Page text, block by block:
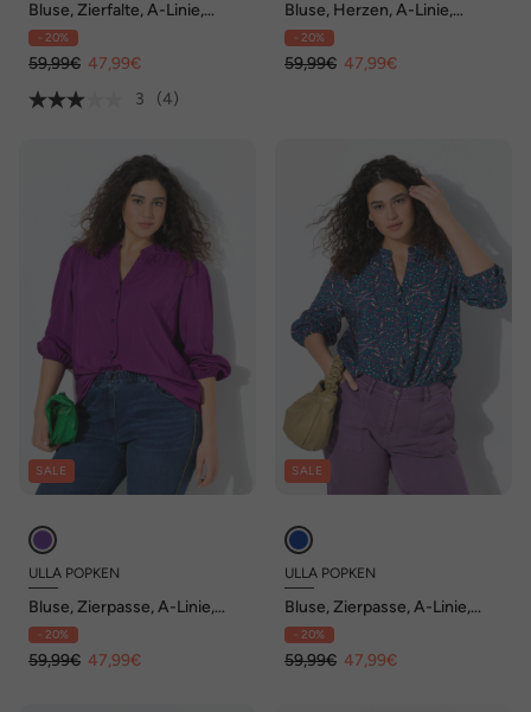
Bluse, Zierfalte, A-Linie,
Tunika-Ausschnitt, 3/4-
Volantarm
- 20%
59,99€ 47,99€
3
(4)
Bluse, Herzen, A-Linie,
Tunika-Ausschnitt, Langarm
- 20%
59,99€ 47,99€
SALE
ULLA POPKEN
Bluse, Zierpasse, A-Linie,
Tunika-Ausschnitt, Langarm
- 20%
59,99€ 47,99€
SALE
ULLA POPKEN
Bluse, Zierpasse, A-Linie,
Tunika-Ausschnitt, Langarm
- 20%
59,99€ 47,99€